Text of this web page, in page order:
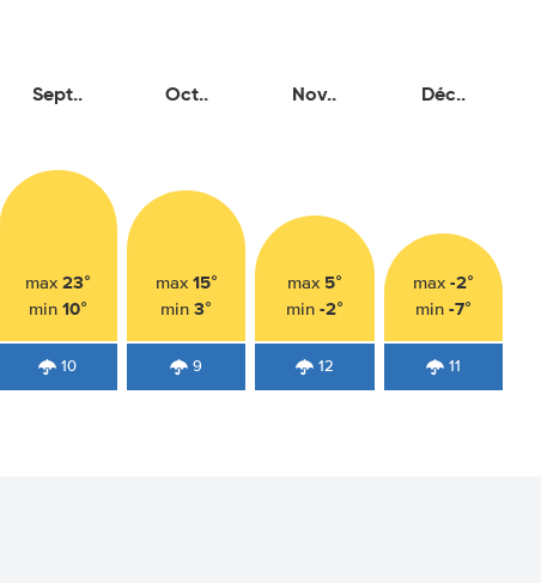
Sept..
max 23°
min 10°
10
Oct..
max 15°
min3°
9
Nov..
max 5°
min -2°
12
Déc..
max -2°
min -7°
11